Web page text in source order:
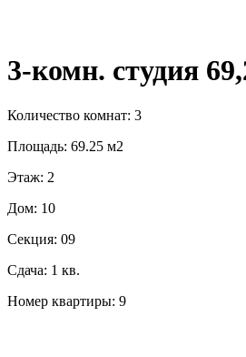
3-комн. студия
Количество комнат: 3
Площадь: 69.25 м2
Этаж: 2
Дом: 10
Секция: 09
Сдача: 1 кв.
Номер квартиры: 9